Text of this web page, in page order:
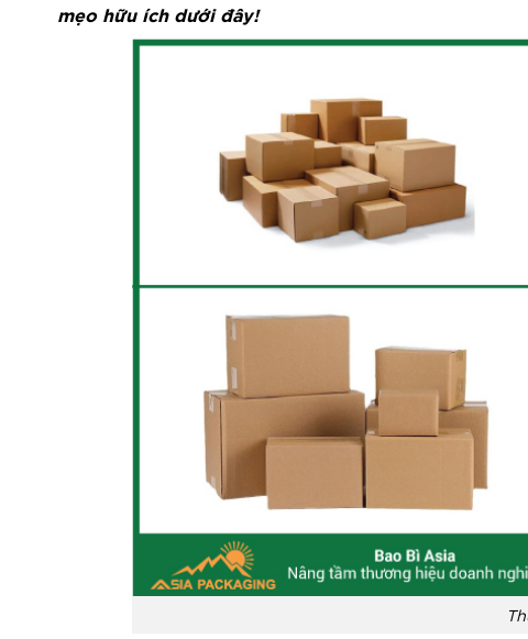
mẹo hữu ích dưới đây!